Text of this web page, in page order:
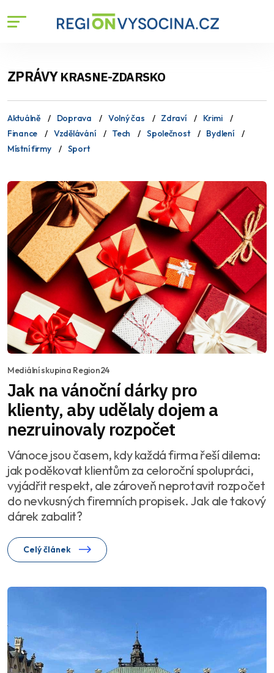
ZPRÁVYKRASNE-ZDARSKO
Aktuálně Doprava Volný čas Zdraví
Krimi
Finance
Vzdělávání Tech Společnost
Bydlení
Místní firmy
Sport
Mediální skupina Region24
Jak na vánoční dárky pro
klienty, aby udělaly dojem a
nezruinovaly rozpočet
Vánoce jsou časem, kdy každá firma řeší dilema:
jak poděkovat klientům za celoroční spolupráci,
vyjádřit respekt, ale zároveň neprotavit rozpočet
do nevkusných firemních propisek. Jak ale takový
dárek zabalit?
Celý článek